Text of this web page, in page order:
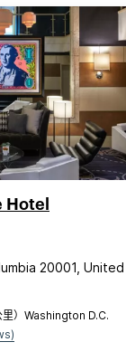
Hotel
20001, United
）Washington D.C.